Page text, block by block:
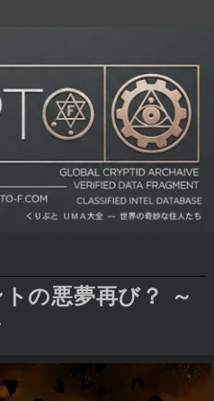
の悪夢再び？ ～